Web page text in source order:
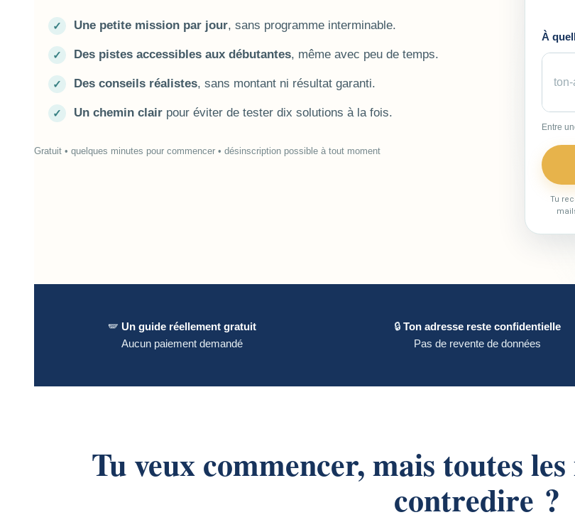
Une petite mission par jour, sans programme interminable.
Des pistes accessibles aux débutantes, même avec peu de temps.
Des conseils réalistes, sans montant ni résultat garanti.
Un chemin clair pour éviter de tester dix solutions à la fois.
Gratuit • quelques minutes pour commencer • désinscription possible à tout moment
À
Entre
Tu
🪽 Un guide réellement gratuit
Aucun paiement demandé
🔒 Ton adresse reste confidentielle
Pas de revente de données
Tu veux commencer, mais toutes
contredire ?